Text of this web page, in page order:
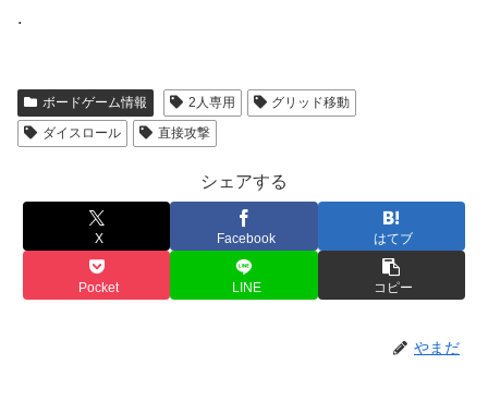
.
ボードゲーム情報 2人専用
グリッド移動
ダイスロール
直接攻撃
シェアする
X Facebook はてブ
Pocket LINE コピー
やまだ